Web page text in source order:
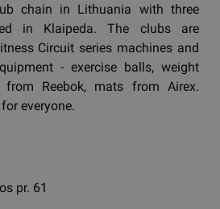
chain in Lithuania with three
in Klaipeda. The clubs are
Circuit series machines and
- exercise balls, weight
from Reebok, mats from Airex.
everyone.
pr. 61